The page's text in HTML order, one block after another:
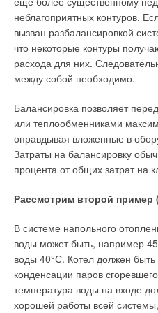
неблагоприятных контуров.
вызван разбалансировкой
что некоторые контуры
расхода для них.
между собой необходимо.
Балансировка позволяет
или теплообменниками
оправдывая вложенные в
Затраты на балансировку
процента от общих затрат на
Рассмотрим второй пример
В системе напольного
воды может быть, например
воды 40°С. Котел должен
конденсации паров
температура воды на входе
хорошей работы всей
В этой теме еще нет комментариев
Добавить комментарий
Ваш E-mail *
Из учебников по физике и
энергия любого вида
тепловая, электрическая,
количественная мера
(от греческого energeia --
Если говорить только о
что это вид энергии, который
и давлением веществ,
преобразования и передачи
мерой может служить
энтальпия (теплосодержание)
преобразовании и передаче
воздуха, хладагентов и т.п.).
тепловой энергии может
теплоты). При этом под
энергетическая
взаимодействия
термодинамической системы
ЖУРНАЛ СОК ФЕВРАЛЬ 2013
→ Тепловые насосы General
ЖУРНАЛ СОК НОЯБРЬ 2012
→
Expert System -
систем вентиляции
→
ЖУРНАЛ СОК МАРТ 2012
Комментарии
В этой теме еще нет комментариев
Добавить комментарий
Ваше имя *